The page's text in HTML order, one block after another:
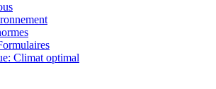
Climat optimal